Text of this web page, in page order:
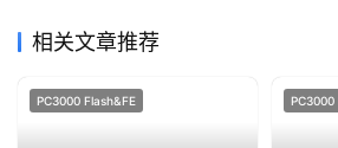
相关文章推荐
PC3000 Flash&FE PC3000